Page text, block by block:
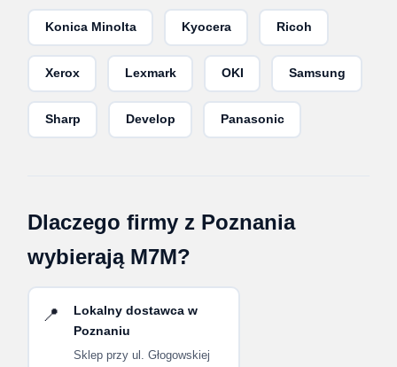
Konica Minolta Kyocera Ricoh
Xerox Lexmark OKI Samsung
Sharp Develop Panasonic
Dlaczego firmy z Poznania
wybierają M7M?
📍
Lokalny dostawca w
Poznaniu
Sklep przy ul. Głogowskiej